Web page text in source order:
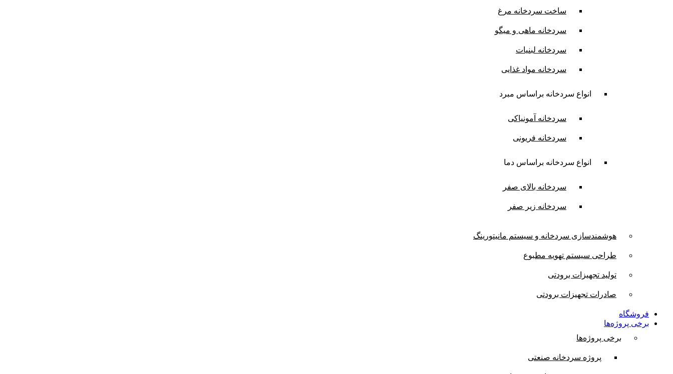
ساخت سردخانه مرغ
سردخانه ماهی و میگو
سردخانه لبنیات
سردخانه مواد غذایی
انواع سردخانه براساس مبرد
سردخانه آمونیاکی
سردخانه فریونی
انواع سردخانه براساس دما
سردخانه بالای صفر
سردخانه زیر صفر
هوشمندسازی سردخانه و سیستم مانیتورینگ
طراحی سیستم تهویه مطبوع
تولید تجهیزات برودتی
صادرات تجهیزات برودتی
فروشگاه
برخی پروژه‌ها
برخی پروژه‌ها
پروژه سردخانه صنعتی